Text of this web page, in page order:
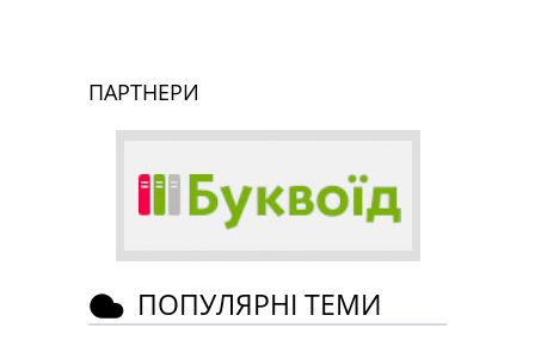
ПАРТНЕРИ
ПОПУЛЯРНІ ТЕМИ